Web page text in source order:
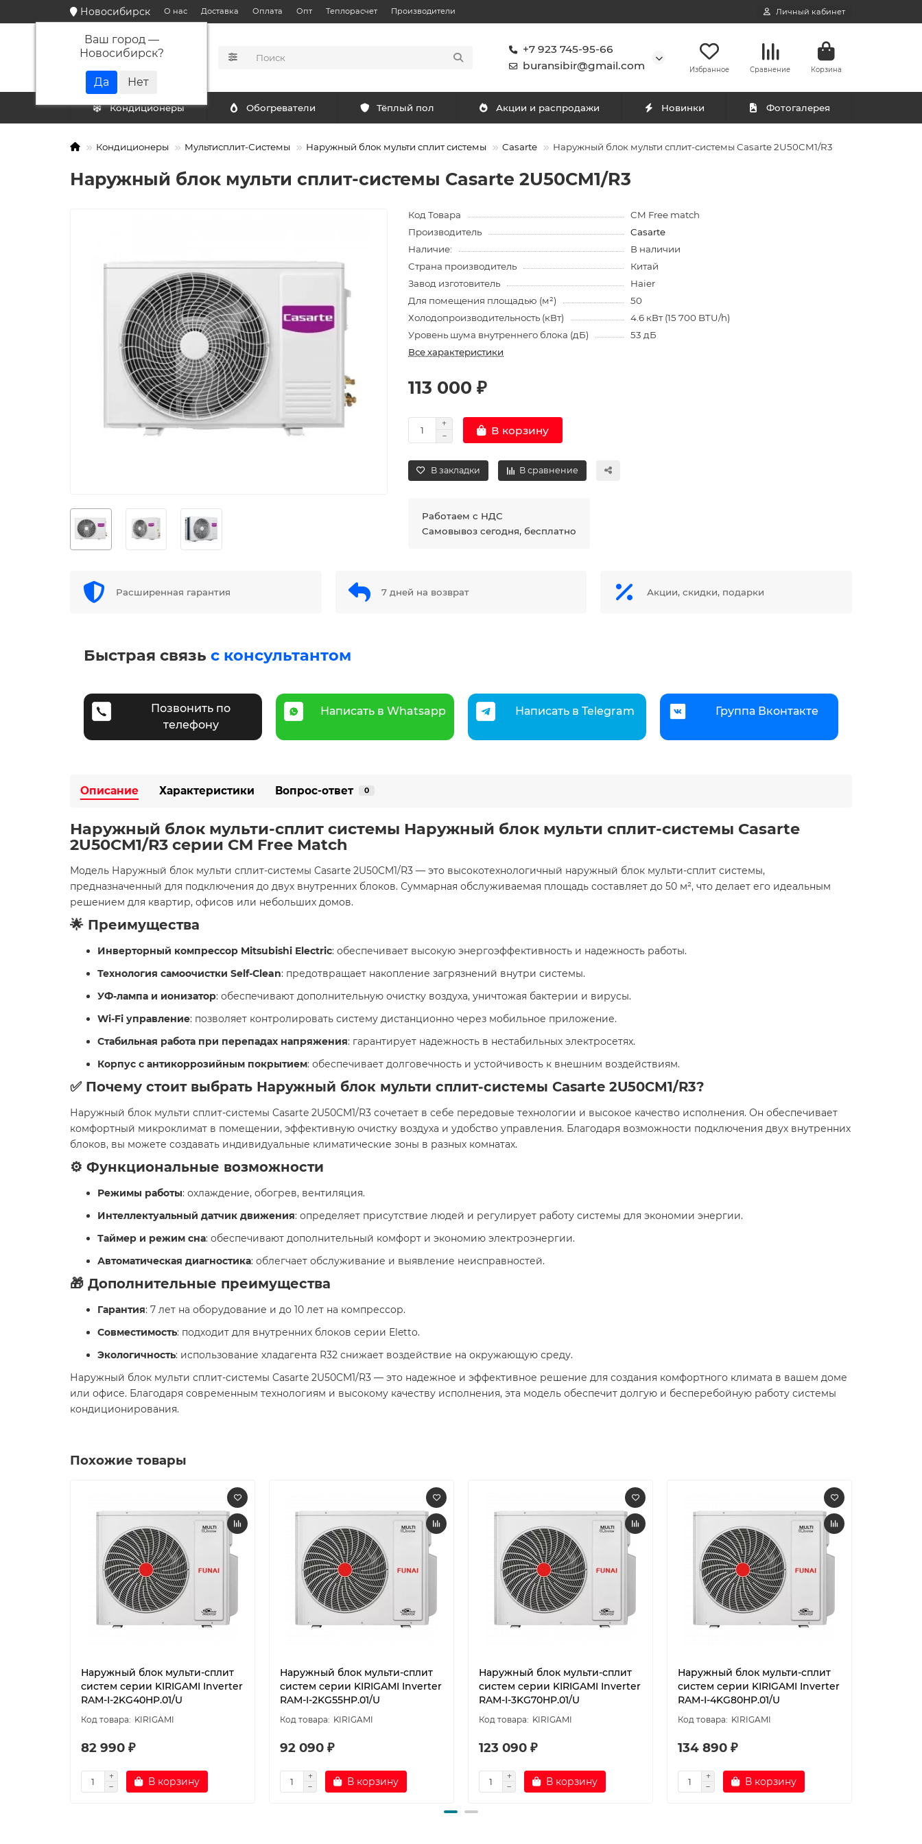
Новосибирск
Ваш город —
Новосибирск?
О нас Доставка Оплата Опт Теплорасчет Производители Личный кабинет
КАТАЛОГ
+7 923 745-95-66
buransibir@gmail.com
Избранное Сравнение Корзина
Кондиционеры Обогреватели Тёплый пол Акции и распродажи Новинки Фотогалерея
Кондиционеры Мультисплит-Системы Наружный блок мульти сплит системы Casarte Наружный блок мульти сплит-системы Casarte 2U50CM1/R3
Наружный блок мульти сплит-системы Casarte 2U50CM1/R3
Код Товара
CM Free match
Производитель
Casarte
Наличие:
В наличии
Страна производитель
Китай
Завод изготовитель
Haier
Для помещения площадью (м²)
50
Холодопроизводительность (кВт)
4.6 кВт (15 700 BTU/h)
Уровень шума внутреннего блока (дБ)
53 дБ
Все характеристики
113 000 ₽
В корзину
В закладки В сравнение
Работаем с НДС
Самовывоз сегодня, бесплатно
Расширенная гарантия 7 дней на возврат Акции, скидки, подарки
Быстрая связь с консультантом
Позвонить по
телефону
Написать в Whatsapp Написать в Telegram Группа Вконтакте
Описание Характеристики Вопрос-ответ 0
Наружный блок мульти-сплит системы Наружный блок мульти сплит-системы Casarte
2U50CM1/R3 серии CM Free Match
Модель Наружный блок мульти сплит-системы Casarte 2U50CM1/R3 — это высокотехнологичный наружный блок мульти-сплит системы,
предназначенный для подключения до двух внутренних блоков. Суммарная обслуживаемая площадь составляет до 50 м², что делает его идеальным
решением для квартир, офисов или небольших домов.
🌟 Преимущества
Инверторный компрессор Mitsubishi Electric: обеспечивает высокую энергоэффективность и надежность работы.
Технология самоочистки Self-Clean: предотвращает накопление загрязнений внутри системы.
УФ-лампа и ионизатор: обеспечивают дополнительную очистку воздуха, уничтожая бактерии и вирусы.
Wi-Fi управление: позволяет контролировать систему дистанционно через мобильное приложение.
Стабильная работа при перепадах напряжения: гарантирует надежность в нестабильных электросетях.
Корпус с антикоррозийным покрытием: обеспечивает долговечность и устойчивость к внешним воздействиям.
✅ Почему стоит выбрать Наружный блок мульти сплит-системы Casarte 2U50CM1/R3?
Наружный блок мульти сплит-системы Casarte 2U50CM1/R3 сочетает в себе передовые технологии и высокое качество исполнения. Он обеспечивает
комфортный микроклимат в помещении, эффективную очистку воздуха и удобство управления. Благодаря возможности подключения двух внутренних
блоков, вы можете создавать индивидуальные климатические зоны в разных комнатах.
⚙️ Функциональные возможности
Режимы работы: охлаждение, обогрев, вентиляция.
Интеллектуальный датчик движения: определяет присутствие людей и регулирует работу системы для экономии энергии.
Таймер и режим сна: обеспечивают дополнительный комфорт и экономию электроэнергии.
Автоматическая диагностика: облегчает обслуживание и выявление неисправностей.
🎁 Дополнительные преимущества
Гарантия: 7 лет на оборудование и до 10 лет на компрессор.
Совместимость: подходит для внутренних блоков серии Eletto.
Экологичность: использование хладагента R32 снижает воздействие на окружающую среду.
Наружный блок мульти сплит-системы Casarte 2U50CM1/R3 — это надежное и эффективное решение для создания комфортного климата в вашем доме
или офисе. Благодаря современным технологиям и высокому качеству исполнения, эта модель обеспечит долгую и бесперебойную работу системы
кондиционирования.
Похожие товары
Наружный блок мульти-сплит
систем серии KIRIGAMI Inverter
RAM-I-2KG40HP.01/U
KIRIGAMI
82 990 ₽
В корзину
Наружный блок мульти-сплит
систем серии KIRIGAMI Inverter
RAM-I-2KG55HP.01/U
KIRIGAMI
92 090 ₽
В корзину
Наружный блок мульти-сплит
систем серии KIRIGAMI Inverter
RAM-I-3KG70HP.01/U
KIRIGAMI
123 090 ₽
В корзину
Наружный блок мульти-сплит
систем серии KIRIGAMI Inverter
RAM-I-4KG80HP.01/U
KIRIGAMI
134 890 ₽
В корзину